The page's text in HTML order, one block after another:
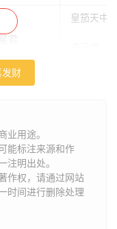
皇笳天中
君
恭华天中
东华宫
财
业用途。
能标注来源和作
注明出处。
作权，请通过网站
时间进行删除处理